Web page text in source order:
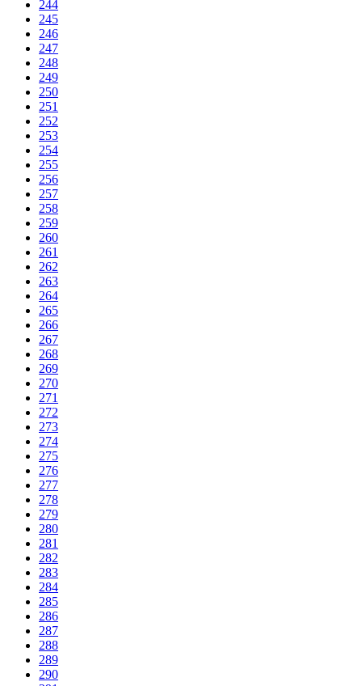
244
245
246
247
248
249
250
251
252
253
254
255
256
257
258
259
260
261
262
263
264
265
266
267
268
269
270
271
272
273
274
275
276
277
278
279
280
281
282
283
284
285
286
287
288
289
290